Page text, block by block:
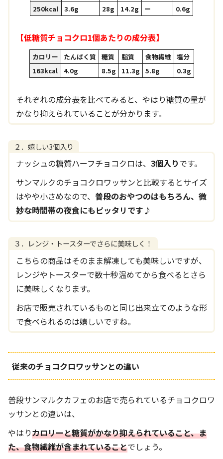
250kcal
3.6g 28g 14.2g ー 0.6g
【低糖質チョコクロ1個あたりの成分表】
カロリー たんぱく質 糖質 脂質 食物繊維
塩分
163kcal
4.0g 8.5g 11.3g 5.8g 0.3g
それぞれの成分表を比べてみると、やはり糖質の量が
かなり抑えられていることが分かります。
２．嬉しい3個入り
ナッシュの糖質ハーフチョコクロは、 3個入りです。
サンマルクのチョコクロワッサンと比較するとサイズ
はやや小さめなので、 普段のおやつのはもちろん、微
妙な時間帯の夜食にもピッタリです♪
３．レンジ・トースターでさらに美味しく！
こちらの商品はそのまま解凍しても美味しいですが、
レンジやトースターで数十秒温めてから食べるとさら
に美味しくなります。
お店で販売されているものと同じ出来立てのような形
で食べられるのは嬉しいですね。
従来のチョコクロワッサンとの違い
普段サンマルクカフェのお店で売られているチョコクロワ
ッサンとの違いは、
やはりカロリーと糖質がかなり抑えられていること、ま
た、食物繊維が含まれていることでしょう。